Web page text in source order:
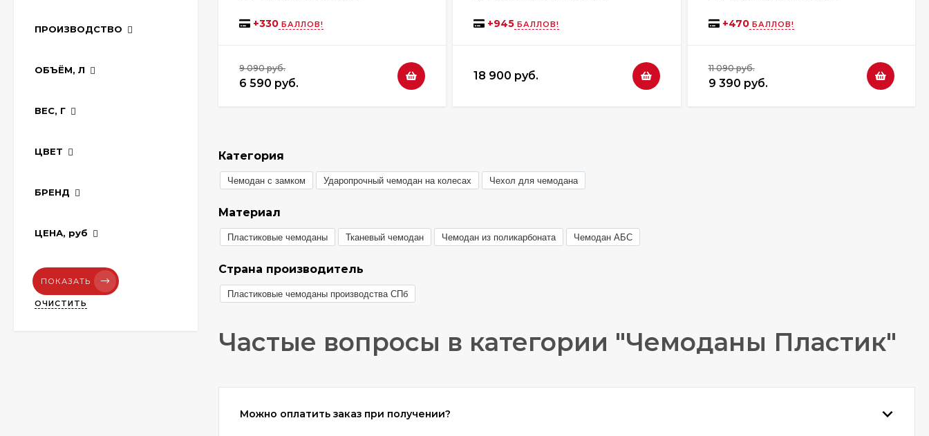
+330 БАЛЛОВ!
9 090 руб.
6 590 руб.
+945 БАЛЛОВ!
18 900 руб.
+470БАЛЛОВ!
11 090 руб.
9 390 руб.
Категория
Чемодан с замком Ударопрочный чемодан на колесах Чехол для чемодана
Материал
Пластиковые чемоданы Тканевый чемодан Чемодан из поликарбоната Чемодан АБС
Страна производитель
Пластиковые чемоданы производства СПб
Частые вопросы в категории "Чемоданы Пластик"
Можно оплатить заказ при получении?
ПРОИЗВОДСТВО
ОБЪЁМ, Л
ВЕС, Г
ЦВЕТ
БРЕНД
ЦЕНА, руб
ПОКАЗАТЬ
ОЧИСТИТЬ